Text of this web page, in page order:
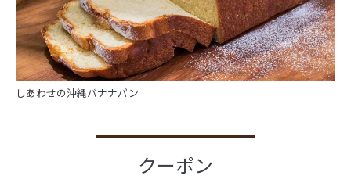
しあわせの沖縄バナナパン
クーポン